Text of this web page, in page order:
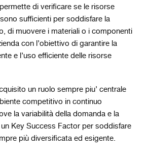
di verificare se le risorse
sufficienti per soddisfare la
di muovere i materiali o i componenti
con l’obiettivo di garantire la
e l’uso efficiente delle risorse
un ruolo sempre piu’ centrale
competitivo in continuo
la variabilità della domanda e la
Key Success Factor per soddisfare
più diversificata ed esigente.